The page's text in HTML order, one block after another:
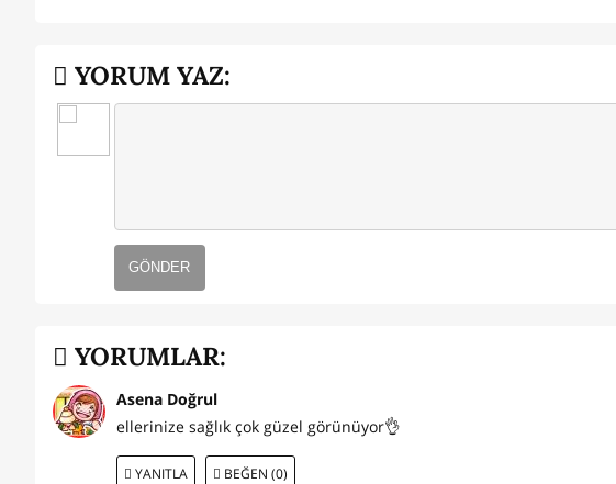
YORUM YAZ:
GÖNDER
YORUMLAR:
Asena Doğrul
ellerinize sağlık çok güzel görünüyor👌
YANITLA BEĞEN (0)